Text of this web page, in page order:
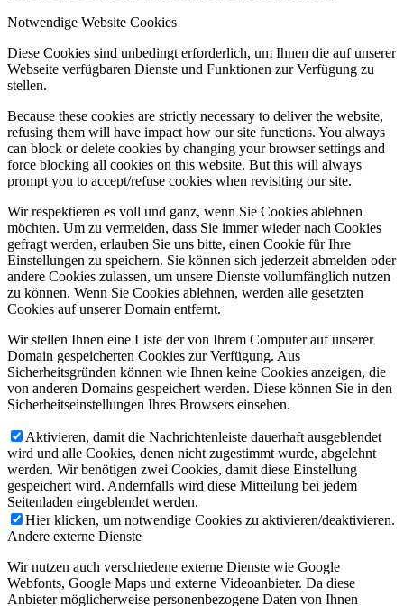
Notwendige Website Cookies
Diese Cookies sind unbedingt erforderlich, um Ihnen die auf unserer
Webseite verfügbaren Dienste und Funktionen zur Verfügung zu
stellen.
Because these cookies are strictly necessary to deliver the website,
refusing them will have impact how our site functions. You always
can block or delete cookies by changing your browser settings and
force blocking all cookies on this website. But this will always
prompt you to accept/refuse cookies when revisiting our site.
Wir respektieren es voll und ganz, wenn Sie Cookies ablehnen
möchten. Um zu vermeiden, dass Sie immer wieder nach Cookies
gefragt werden, erlauben Sie uns bitte, einen Cookie für Ihre
Einstellungen zu speichern. Sie können sich jederzeit abmelden oder
andere Cookies zulassen, um unsere Dienste vollumfänglich nutzen
zu können. Wenn Sie Cookies ablehnen, werden alle gesetzten
Cookies auf unserer Domain entfernt.
Wir stellen Ihnen eine Liste der von Ihrem Computer auf unserer
Domain gespeicherten Cookies zur Verfügung. Aus
Sicherheitsgründen können wie Ihnen keine Cookies anzeigen, die
von anderen Domains gespeichert werden. Diese können Sie in den
Sicherheitseinstellungen Ihres Browsers einsehen.
Aktivieren, damit die Nachrichtenleiste dauerhaft ausgeblendet
wird und alle Cookies, denen nicht zugestimmt wurde, abgelehnt
werden. Wir benötigen zwei Cookies, damit diese Einstellung
gespeichert wird. Andernfalls wird diese Mitteilung bei jedem
Seitenladen eingeblendet werden.
Hier klicken, um notwendige Cookies zu aktivieren/deaktivieren.
Andere externe Dienste
Wir nutzen auch verschiedene externe Dienste wie Google
Webfonts, Google Maps und externe Videoanbieter. Da diese
Anbieter möglicherweise personenbezogene Daten von Ihnen